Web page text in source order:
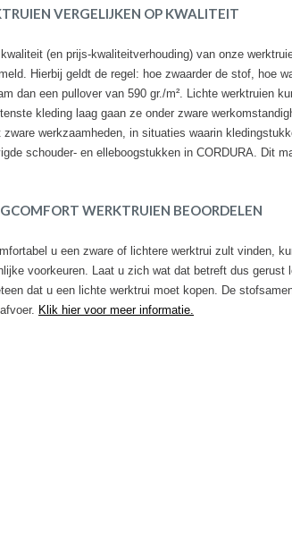
VERGELIJKEN OP KWALITEIT
(en prijs-kwaliteitverhouding) van onze
Hierbij geldt de regel: hoe zwaarder de stof, hoe
dan een pullover van 590 gr./m². Lichte werktruien
kleding laag gaan ze onder zware
zware werkzaamheden, in situaties waarin
schouder- en elleboogstukken in CORDURA. Dit
WERKTRUIEN BEOORDELEN
u een zware of lichtere werktrui zult vinden,
voorkeuren. Laat u zich wat dat betreft dus
dat u een lichte werktrui moet kopen. De
Klik hiervoor meer informatie.